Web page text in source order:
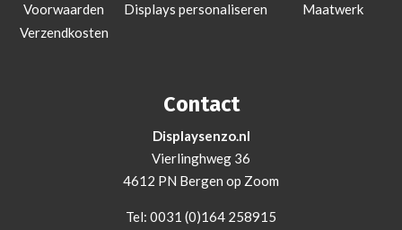
Voorwaarden
Verzendkosten
Displays personaliseren
Maatwerk
Contact
Displaysenzo.nl
Vierlinghweg 36
4612 PN Bergen op Zoom
Tel: 0031 (0)164 258915